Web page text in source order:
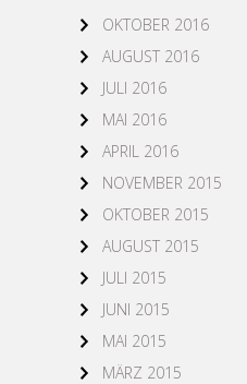
OKTOBER 2016
AUGUST 2016
JULI 2016
MAI 2016
APRIL 2016
NOVEMBER 2015
OKTOBER 2015
AUGUST 2015
JULI 2015
JUNI 2015
MAI 2015
MÄRZ 2015